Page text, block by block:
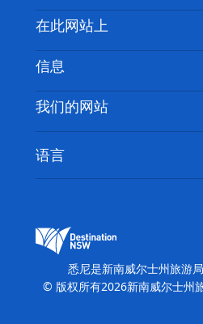
喳
喳
联系我们
免责声明
隐私
Cookie 通知
在此网站上
目的地
推荐活动
新南威尔士州公路旅行
活动
住宿
信息
旅行信息
无障碍悉尼
列出您的业务
我们的网站
新南威尔士州旅游局媒体中心
缤纷悉尼灯光音乐节
语言
悉尼是新南威尔士州旅游
© 版权所有2026新南威尔士州